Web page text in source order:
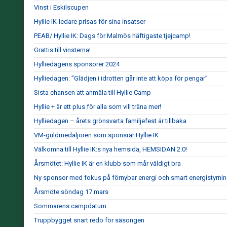
Vinst i Eskilscupen
Hyllie IK-ledare prisas för sina insatser
PEAB/ Hyllie IK: Dags för Malmös häftigaste tjejcamp!
Grattis till vinsterna!
Hylliedagens sponsorer 2024
Hylliedagen: ”Glädjen i idrotten går inte att köpa för pengar”
Sista chansen att anmäla till Hyllie Camp
Hyllie + är ett plus för alla som vill träna mer!
Hylliedagen – årets grönsvarta familjefest är tillbaka
VM-guldmedaljören som sponsrar Hyllie IK
Välkomna till Hyllie IK:s nya hemsida, HEMSIDAN 2.0!
Årsmötet: Hyllie IK är en klubb som mår väldigt bra
Ny sponsor med fokus på förnybar energi och smart
Årsmöte söndag 17 mars
Sommarens campdatum
Truppbygget snart redo för säsongen